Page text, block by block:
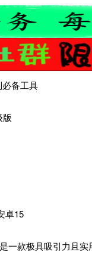
必备工具
版
卓15
一款极具吸引力且